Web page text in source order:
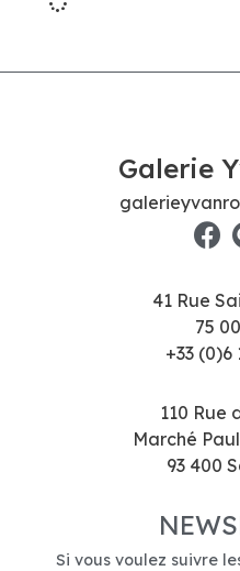
Galerie
41 Rue
75
+33 (0)6
110 Rue
Marché
93 400
Si vous voulez suivre